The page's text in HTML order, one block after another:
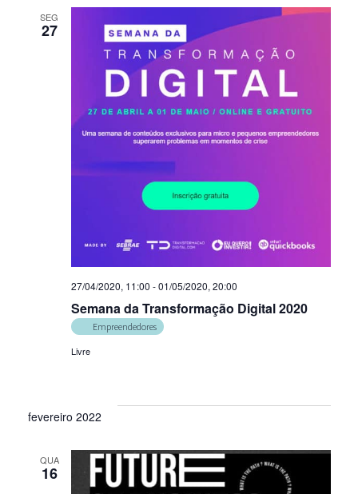
SEG
27
Semana da Transformação Digital 2020
27/04/2020, 11:00 -01/05/2020, 20:00
Empreendedores
Livre
fevereiro 2022
QUA
16